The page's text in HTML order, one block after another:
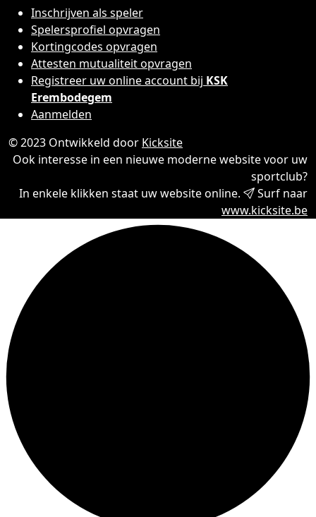
Inschrijven als speler
Spelersprofiel opvragen
Kortingcodes opvragen
Attesten mutualiteit opvragen
Registreer uw online account bij KSK
Erembodegem
Aanmelden
© 2023 Ontwikkeld door Kicksite
Ook interesse in een nieuwe moderne website voor uw
sportclub?
In enkele klikken staat uw website online.
Surf naar
www.kicksite.be